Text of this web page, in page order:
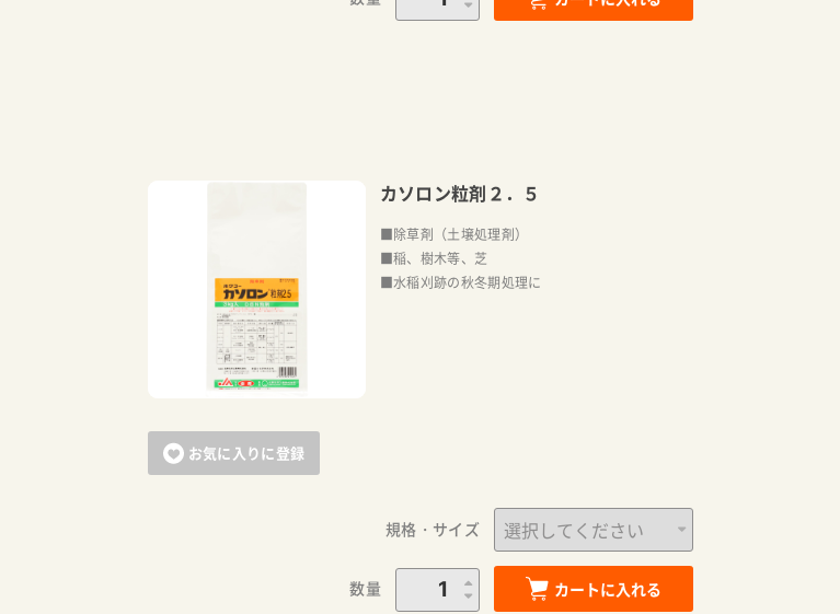
お気に入りに登録
カソロン粒剤２．５
■除草剤（土壌処理剤）
■稲、樹木等、芝
■水稲刈跡の秋冬期処理に
規格・サイズ
数量 カートに入れる